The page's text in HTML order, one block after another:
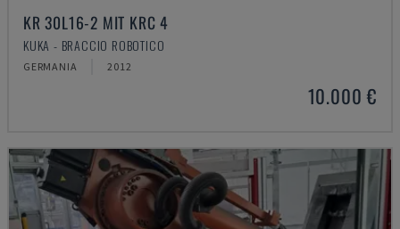
KR 30L16-2 MIT KRC 4
KUKA - BRACCIO ROBOTICO
GERMANIA 2012
10.000 €